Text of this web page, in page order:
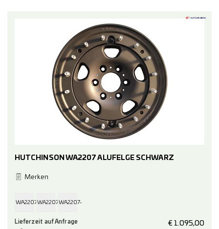
HUTCHINSON WA2207 ALUFELGE SCHWARZ
Merken
WA2207-
17-
WA2207-
17-
WA2207-
17- € 1.095,00
Lieferzeit auf Anfrage